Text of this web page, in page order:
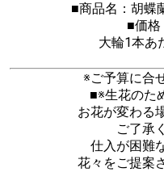
■商品名：胡蝶
■価格
大輪1本あ
※ご予算に合
■※生花のた
お花が変わる
ご了承
仕入が困難
花々をご提案